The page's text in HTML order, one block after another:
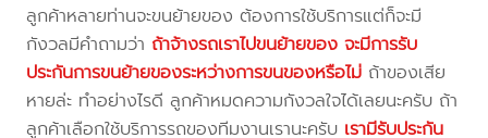
ลูกค้าหลายท่านจะขนย้ายของ ต้องการใช้บริการแต่ก็จะมี
กังวลมีคำถามว่า ถ้าจ้างรถเราไปขนย้ายของ จะมีการรับ
ประกันการขนย้ายของระหว่างการขนของหรือไม่ ถ้าของเสีย
หายล่ะ ทำอย่างไรดี ลูกค้าหมดความกังวลใจได้เลยนะครับ ถ้า
ลูกค้าเลือกใช้บริการรถของทีมงานเรานะครับ เรามีรับประกัน